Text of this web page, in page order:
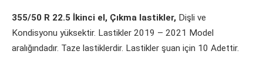
355/50 R 22.5 İkinci el, Çıkma lastikler, Dişli ve
Kondisyonu yüksektir. Lastikler 2019 – 2021 Model
aralığındadır. Taze lastiklerdir. Lastikler şuan için 10 Adettir.